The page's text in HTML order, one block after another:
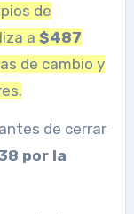
de
a $487
de cambio y
de cerrar
por la